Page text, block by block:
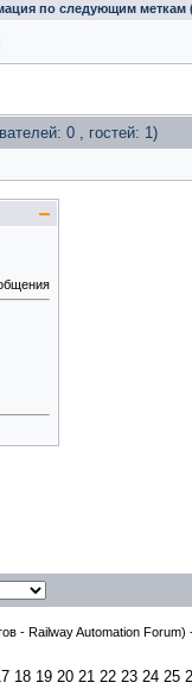
по следующим меткам
0 , гостей: 1)
Automation Forum) -
18 19 20 21 22 23 24 25